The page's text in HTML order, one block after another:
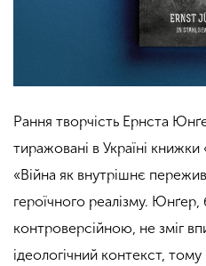
Рання творчість Ернста
тиражовані в Україні
«Війна як внутрішнє
героїчного реалізму.
контроверсійною, не зміг
ідеологічний контекст, тому